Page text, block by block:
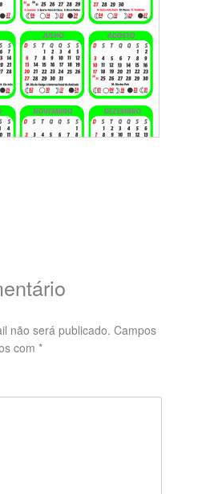
não será publicado. Campos
com *